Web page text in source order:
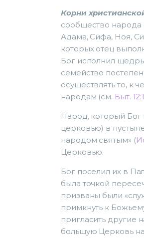
Корни
сообщество
Адама, Сифа, Ноя,
которых отец
Бог исполнил
семейство
осуществлять то, к
народам (см. Быт.
Народ, который Бог
церковью) в
народом святым» (
Церковью.
Бог поселил их в
была точкой
призваны были
примкнуть к
пригласить другие
большую Церковь